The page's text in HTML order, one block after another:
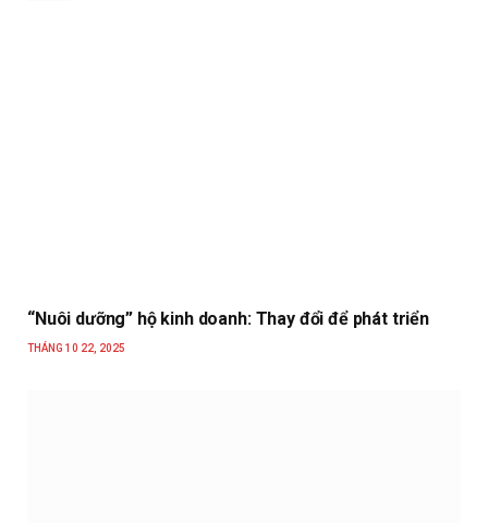
“Nuôi dưỡng” hộ kinh doanh: Thay đổi để phát triển
THÁNG 10 22, 2025